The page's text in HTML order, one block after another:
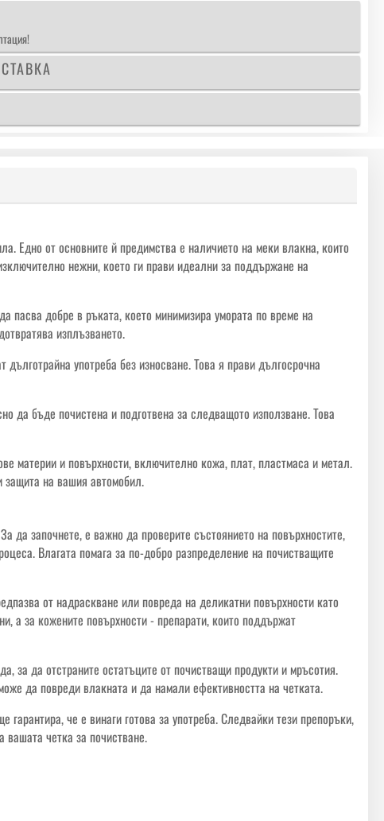
Едно от основните й предимства е наличието на меки влакна, които
нежни, което ги прави идеални за поддържане на
пасва добре в ръката, което минимизира умората по време на
изплъзването.
употреба без износване. Това я прави дългосрочна
бъде почистена и подготвена за следващото използване. Това
материи и повърхности, включително кожа, плат, пластмаса и метал.
защита на вашия автомобил.
да започнете, е важно да проверите състоянието на повърхностите,
Влагата помага за по-добро разпределение на почистващите
от надраскване или повреда на деликатни повърхности като
а за кожените повърхности - препарати, които поддържат
да отстраните остатъците от почистващи продукти и мръсотия.
да повреди влакната и да намали ефективността на четката.
че е винаги готова за употреба. Следвайки тези препоръки,
четка за почистване.